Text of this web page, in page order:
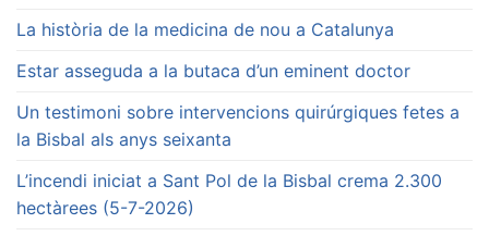
La història de la medicina de nou a Catalunya
Estar asseguda a la butaca d’un eminent doctor
Un testimoni sobre intervencions quirúrgiques fetes a
la Bisbal als anys seixanta
L’incendi iniciat a Sant Pol de la Bisbal crema 2.300
hectàrees (5-7-2026)